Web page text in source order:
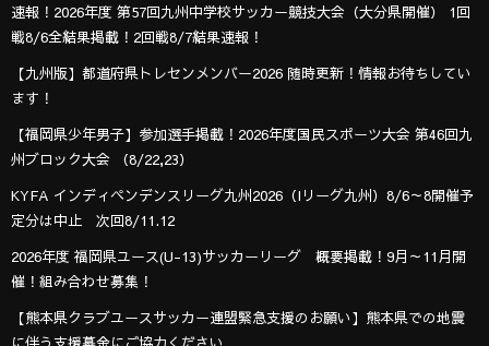
速報！2026年度 第57回九州中学校サッカー競技大会（大分県開催） 1回
戦8/6全結果掲載！2回戦8/7結果速報！
【九州版】都道府県トレセンメンバー2026 随時更新！情報お待ちしてい
ます！
【福岡県少年男子】参加選手掲載！2026年度国民スポーツ大会 第46回九
州ブロック大会 （8/22,23）
KYFA インディペンデンスリーグ九州2026（Iリーグ九州）8/6～8開催予
定分は中止 次回8/11.12
2026年度 福岡県ユース(U-13)サッカーリーグ 概要掲載！9月～11月開
催！組み合わせ募集！
【熊本県クラブユースサッカー連盟緊急支援のお願い】熊本県での地震